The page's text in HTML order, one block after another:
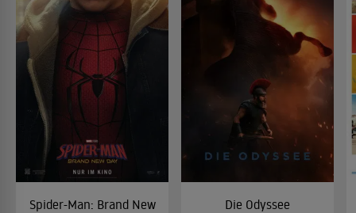
Spider-Man: Brand New
Die Odyssee